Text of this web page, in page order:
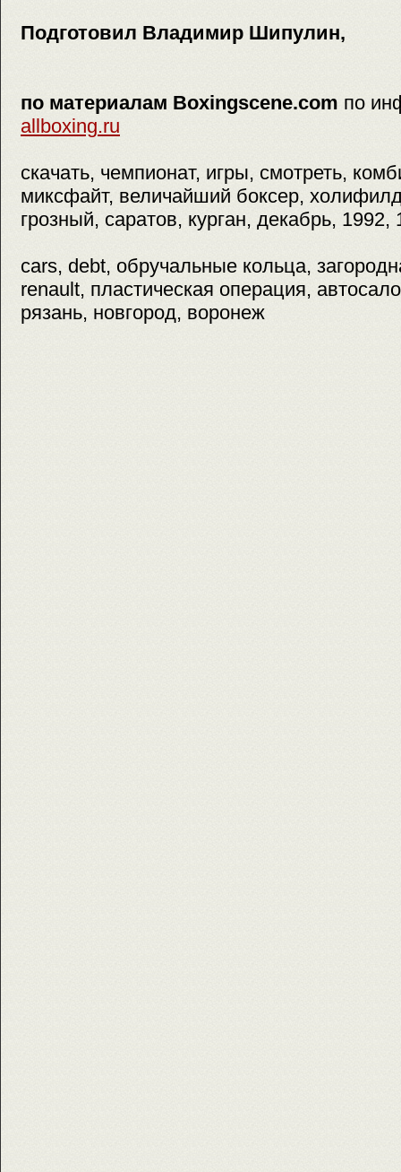
Подготовил Владимир Шипулин,
по материалам Boxingscene.com по
allboxing.ru
скачать, чемпионат, игры, смотреть,
миксфайт, величайший боксер,
грозный, саратов, курган, декабрь, 1992,
cars, debt, обручальные кольца,
renault, пластическая операция,
рязань, новгород, воронеж